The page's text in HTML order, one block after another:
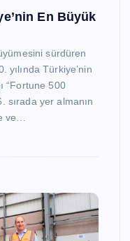
En Büyük
sürdüren
yılında Türkiye’nin
“Fortune 500
sırada yer almanın
ve…